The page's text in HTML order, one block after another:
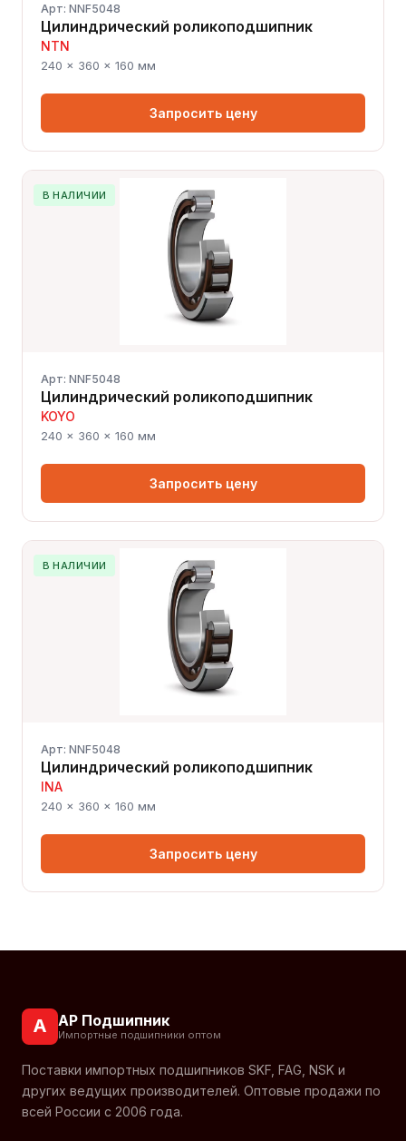
Арт: NNF5048
Цилиндрический роликоподшипник
NTN
240 × 360 × 160 мм
Запросить цену
В НАЛИЧИИ
Арт: NNF5048
Цилиндрический роликоподшипник
KOYO
240 × 360 × 160 мм
Запросить цену
В НАЛИЧИИ
Арт: NNF5048
Цилиндрический роликоподшипник
INA
240 × 360 × 160 мм
Запросить цену
А АР Подшипник
Импортные подшипники оптом
Поставки импортных подшипников SKF, FAG, NSK и
других ведущих производителей. Оптовые продажи по
всей России с 2006 года.